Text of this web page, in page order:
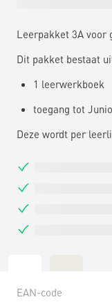
Leerpakket 3A voor
Dit pakket bestaat
1 leerwerkboek
toegang tot
Deze wordt per
EAN-code